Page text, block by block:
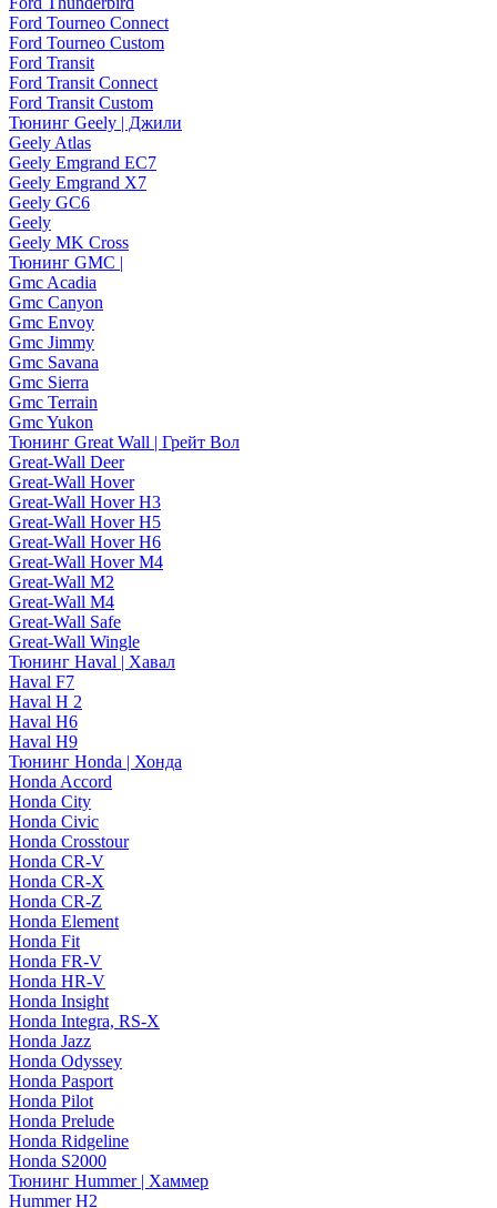
Ford Tourneo Connect
Ford Tourneo Custom
Ford Transit
Ford Transit Connect
Ford Transit Custom
Тюнинг Geely | Джили
Geely Atlas
Geely Emgrand EC7
Geely Emgrand X7
Geely GC6
Geely
Geely MK Cross
Тюнинг GMC |
Gmc Acadia
Gmc Canyon
Gmc Envoy
Gmc Jimmy
Gmc Savana
Gmc Sierra
Gmc Terrain
Gmc Yukon
Тюнинг Great Wall | Грейт Вол
Great-Wall Deer
Great-Wall Hover
Great-Wall Hover H3
Great-Wall Hover H5
Great-Wall Hover H6
Great-Wall Hover M4
Great-Wall M2
Great-Wall M4
Great-Wall Safe
Great-Wall Wingle
Тюнинг Haval | Хавал
Haval F7
Haval H 2
Haval H6
Haval H9
Тюнинг Honda | Хонда
Honda Accord
Honda City
Honda Civic
Honda Crosstour
Honda CR-V
Honda CR-X
Honda CR-Z
Honda Element
Honda Fit
Honda FR-V
Honda HR-V
Honda Insight
Honda Integra, RS-X
Honda Jazz
Honda Odyssey
Honda Pasport
Honda Pilot
Honda Prelude
Honda Ridgeline
Honda S2000
Тюнинг Hummer | Хаммер
Hummer H2